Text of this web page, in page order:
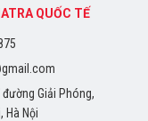
QUỐC TẾ
Giải Phóng,
Hà Nội